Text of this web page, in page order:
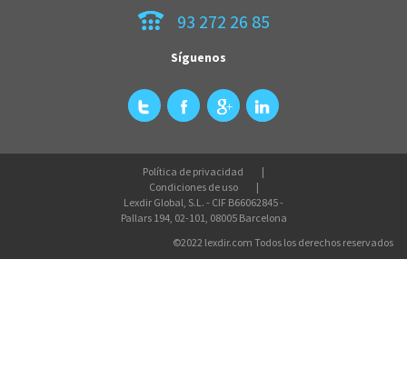
93 272 26 85
Síguenos
Política de privacidad
Condiciones de uso
Lexdir Global, S.L. - CIF B66062845 -
Pallars 194, 02-101, 08005 Barcelona
©2022 lexdir.com Todos los derechos reservados